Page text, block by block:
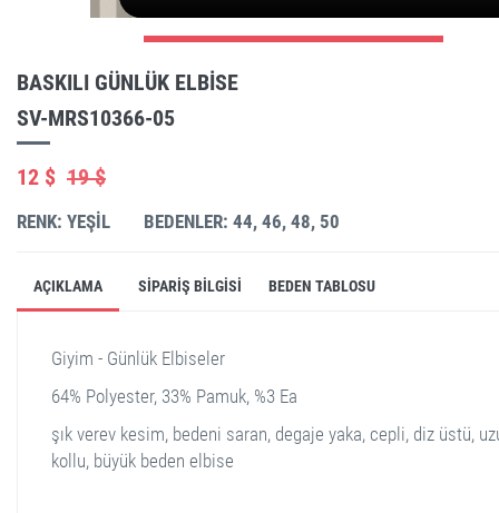
BASKILI GÜNLÜK ELBISE
SV-MRS10366-05
12 $ 19 $
RENK: YEŞIL BEDENLER: 44, 46, 48, 50
AÇIKLAMA SIPARIŞ BILGISI BEDEN TABLOSU
Giyim - Günlük Elbiseler
64% Polyester, 33% Pamuk, %3 Ea
şık verev kesim, bedeni saran, degaje yaka, cepli, diz üstü,
kollu, büyük beden elbise